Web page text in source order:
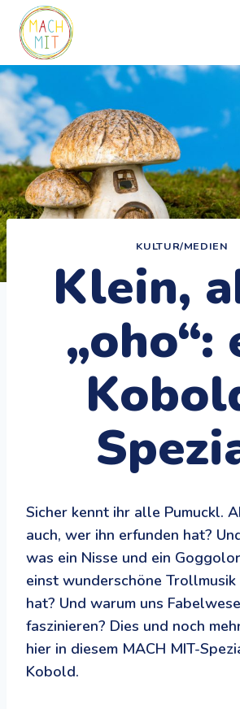
Zum
Inhalt
springen
KULTUR/MEDIEN
Klein,
„oho“:
Sicher kennt ihr alle Pumuckl.
auch, wer ihn erfunden hat?
was ein Nisse und ein
einst wunderschöne
hat? Und warum uns
faszinieren? Dies und noch
hier in diesem MACH MIT-
Kobold.